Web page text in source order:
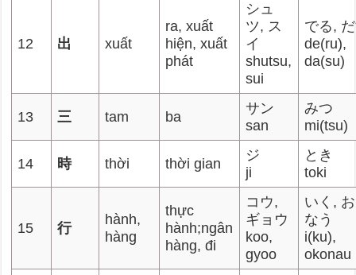
12 出 xuất
ra, xuất
hiện, xuất
phát
シュ
ツ, ス
イ
shutsu,
sui
でる,
de(ru),
da(su)
13 三 tam ba
サン
san
みつ
mi(tsu)
14 時 thời thời gian
ジ
ji
とき
toki
15 行
hành,
hàng
thực
hành;ngân
hàng, đi
コウ,
ギョウ
koo,
gyoo
いく,
なう
i(ku),
okonau